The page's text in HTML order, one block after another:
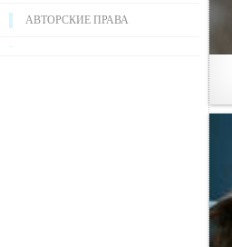
АВТОРСКИЕ ПРАВА